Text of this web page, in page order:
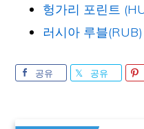
헝가리 포린트
러시아 루블(RUB)
공유 공유